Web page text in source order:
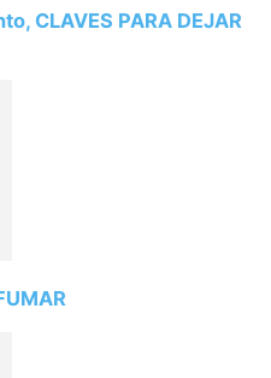
CLAVES PARA DEJAR